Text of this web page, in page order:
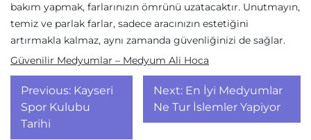
bakım yapmak, farlarınızın ömrünü uzatacaktır. Unutmayın,
temiz ve parlak farlar, sadece aracınızın estetiğini
artırmakla kalmaz, aynı zamanda güvenliğinizi de sağlar.
Güvenilir Medyumlar – Medyum Ali Hoca
Yazı
gezinmesi
Previous: Kayseri
Spor Kulubu
Tarihi
Next: En İyi Medyumlar
Ne Tur İslemler Yapiyor